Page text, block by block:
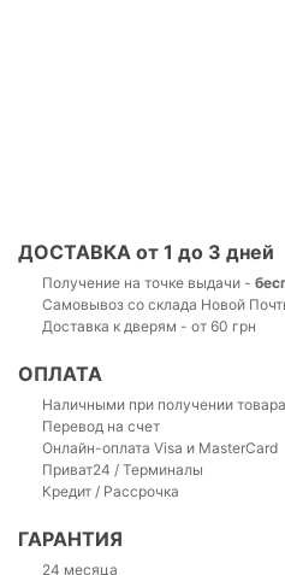
ДОСТАВКА от 1 до 3 дней
Получение на точке выдачи -
Самовывоз со склада Новой
Доставка к дверям - от 60 грн
ОПЛАТА
Наличными при получении товара
Перевод на счет
Онлайн-оплата Visa и MasterCard
Приват24 / Терминалы
Кредит / Рассрочка
ГАРАНТИЯ
24 месяца